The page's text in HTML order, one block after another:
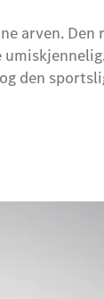
arven.
den